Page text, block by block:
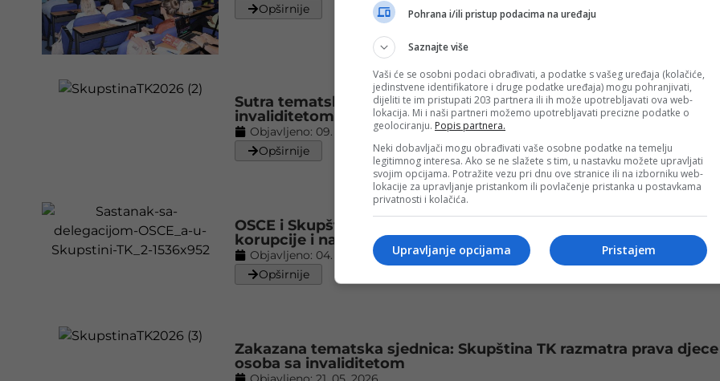
Opširnije
Sutra tematska sjednica Skupštine TK posvećena pravima
invaliditetom
Objavljeno: 09. 06. 2026.
Opširnije
OSCE i Skupština TK: Dogovoreni dalji koraci u borbi protiv
korupcije i nasilja
Objavljeno: 04. 06. 2026.
Opširnije
Zakazana tematska sjednica: Skupština TK razmatra prava
osoba sa invaliditetom
Pohrana i/ili pristup podacima na uređaju
Saznajte više
Vaši će se osobni podaci obrađivati, a podatke s vašeg uređaja (kolačiće,
jedinstvene identifikatore i druge podatke uređaja) mogu pohranjivati,
dijeliti te im pristupati 203 partnera ili ih može upotrebljavati ova web-
lokacija. Mi i naši partneri možemo upotrebljavati precizne podatke o
geolociranju. Popis partnera.
Neki dobavljači mogu obrađivati vaše osobne podatke na temelju
legitimnog interesa. Ako se ne slažete s tim, u nastavku možete upravljati
svojim opcijama. Potražite vezu pri dnu ove stranice ili na izborniku web-
lokacije za upravljanje pristankom ili povlačenje pristanka u postavkama
privatnosti i kolačića.
Pristajem
Upravljanje opcijama